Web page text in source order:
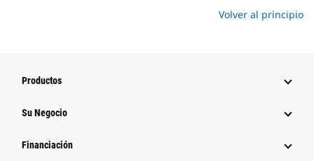
Volver al principio
Productos
Su Negocio
Financiación